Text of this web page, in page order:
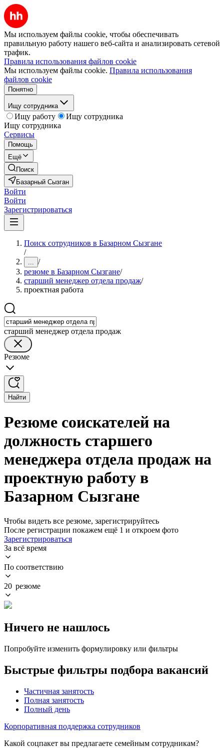
Мы используем файлы cookie, чтобы обеспечивать
правильную работу нашего веб-сайта и анализировать сетевой
трафик.
Правила использования файлов cookie
Мы используем файлы cookie. Правила использования
файлов cookie
Понятно
Ищу сотрудника
Ищу работу
Ищу сотрудника
Ищу сотрудника
Сервисы
Помощь
Ещё
Поиск
Базарный Сызган
Войти
Войти
Зарегистрироваться
Поиск сотрудников в Базарном Сызгане
/
... /
резюме в Базарном Сызгане/
старший менеджер отдела продаж/
проектная работа
старший менеджер отдела продаж
Резюме
Найти
Резюме соискателей на
должность старшего
менеджера отдела продаж на
проектную работу в
Базарном Сызгане
Чтобы видеть все резюме, зарегистрируйтесь
После регистрации покажем ещё 1 и откроем фото
Зарегистрироваться
За всё время
По соответствию
20 резюме
Ничего не нашлось
Попробуйте изменить формулировку или фильтры
Быстрые фильтры подбора вакансий
Частичная занятость
Полная занятость
Полный день
Корпоративная поддержка сотрудников
Какой соцпакет вы предлагаете семейным сотрудникам?